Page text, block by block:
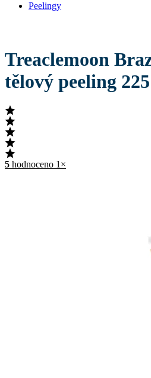
Peelingy
Treaclemoon
tělový peeling
5 hodnoceno 1×